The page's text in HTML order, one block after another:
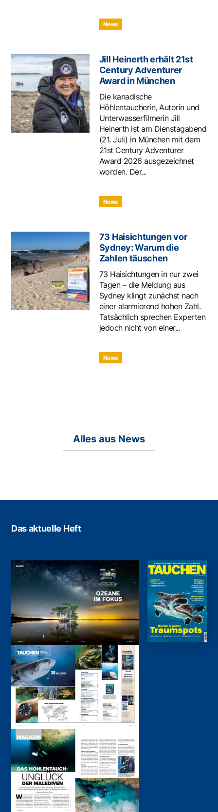
News
Jill Heinerth erhält 21st
Century Adventurer
Award in München
Die kanadische
Höhlentaucherin, Autorin und
Unterwasserfilmerin Jill
Heinerth ist am Dienstagabend
(21. Juli) in München mit dem
21st Century Adventurer
Award 2026 ausgezeichnet
worden. Der...
News
73 Haisichtungen vor
Sydney: Warum die
Zahlen täuschen
73 Haisichtungen in nur zwei
Tagen – die Meldung aus
Sydney klingt zunächst nach
einer alarmierend hohen Zahl.
Tatsächlich sprechen Experten
jedoch nicht von einer...
News
Alles aus News
Das aktuelle Heft